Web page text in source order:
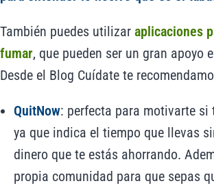
También puedes utilizar aplicaciones
fumar, que pueden ser un gran apoyo
Desde el Blog Cuídate te
QuitNow: perfecta para motivarte si
ya que indica el tiempo que llevas
dinero que te estás ahorrando.
propia comunidad para que sepas